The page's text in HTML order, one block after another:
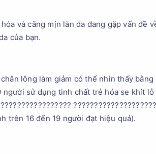
và căng mịn làn da đang gặp vấn đề
của bạn.
lông làm giảm có thể nhìn thấy
sử dụng tinh chất trẻ hóa se khít lỗ
trên 16 đến 19 người đạt hiệu quả).